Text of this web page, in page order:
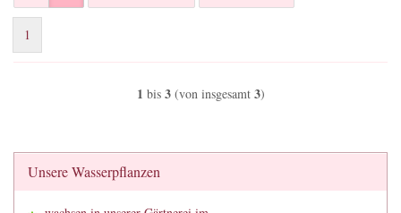
1
1 bis 3(von insgesamt 3)
Unsere Wasserpflanzen